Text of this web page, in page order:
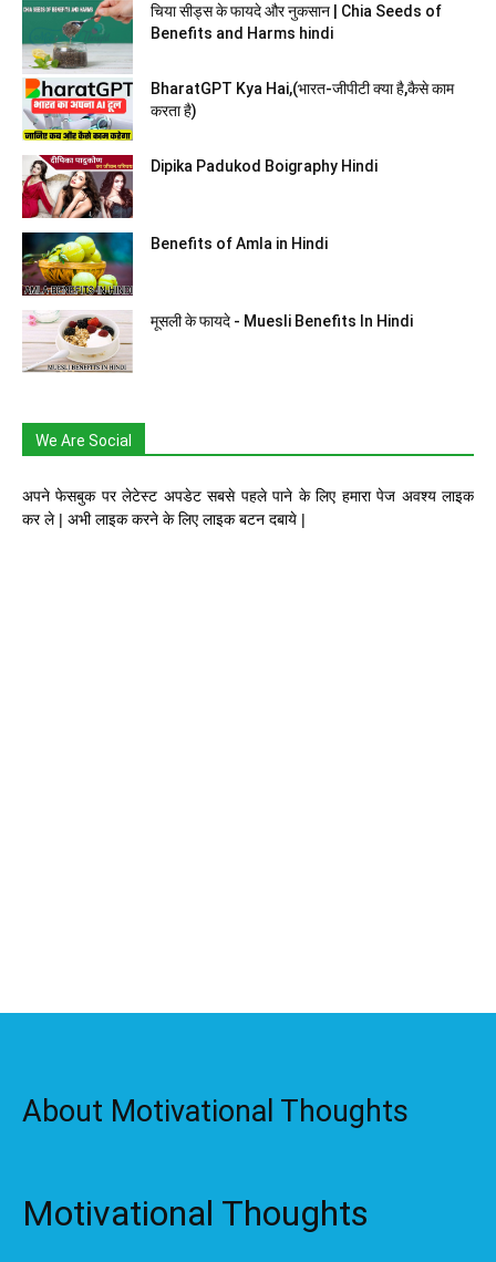
चिया सीड्स के फायदे और नुकसान | Chia Seeds of
Benefits and Harms hindi
BharatGPT Kya Hai,(भारत-जीपीटी क्या है,कैसे काम
करता है)
Dipika Padukod Boigraphy Hindi
Benefits of Amla in Hindi
मूसली के फायदे - Muesli Benefits In Hindi
We Are Social
अपने फेसबुक पर लेटेस्ट अपडेट सबसे पहले पाने के लिए हमारा पेज अवश्य लाइक
कर ले | अभी लाइक करने के लिए लाइक बटन दबाये |
About Motivational Thoughts
Motivational Thoughts